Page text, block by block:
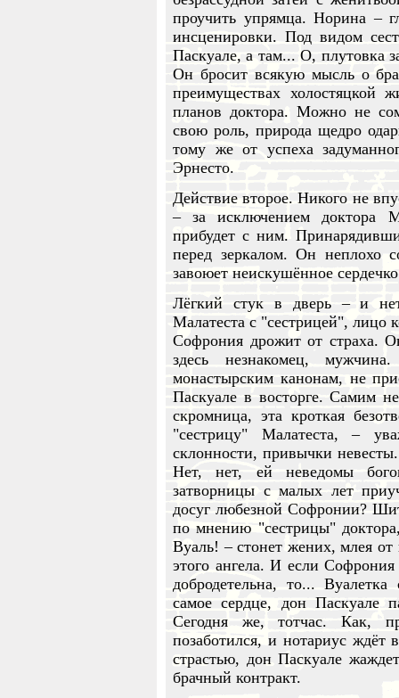
проучить упрямца. Норина –
инсценировки. Под видом
Паскуале, а там... О, плутовка
Он бросит всякую мысль о
преимуществах холостяцкой
планов доктора. Можно не
свою роль, природа щедро
тому же от успеха
Эрнесто.
Действие второе. Никого не
– за исключением доктора
прибудет с ним.
перед зеркалом. Он неплохо
завоюет неискушённое
Лёгкий стук в дверь – и
Малатеста с "сестрицей", лицо
Софрония дрожит от страха.
здесь незнакомец,
монастырским канонам, не
Паскуале в восторге. Самим
скромница, эта кроткая
"сестрицу" Малатеста, –
склонности, привычки
Нет, нет, ей неведомы
затворницы с малых лет
досуг любезной Софронии?
по мнению "сестрицы"
Вуаль! – стонет жених, млея от
этого ангела. И если
добродетельна, то...
самое сердце, дон Паскуале
Сегодня же, тотчас. Как,
позаботился, и нотариус ждёт
страстью, дон Паскуале
брачный контракт.